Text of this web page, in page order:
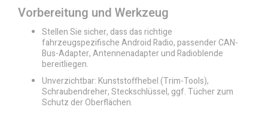
Vorbereitung und Werkzeug
Stellen Sie sicher, dass das richtige
fahrzeugspezifische Android Radio, passender CAN-
Bus-Adapter, Antennenadapter und Radioblende
bereitliegen.
Unverzichtbar: Kunststoffhebel (Trim-Tools),
Schraubendreher, Steckschlüssel, ggf. Tücher zum
Schutz der Oberflächen.